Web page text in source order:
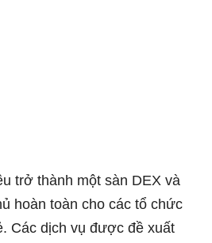
trở thành một sàn DEX và
hoàn toàn cho các tổ chức
Các dịch vụ được đề xuất